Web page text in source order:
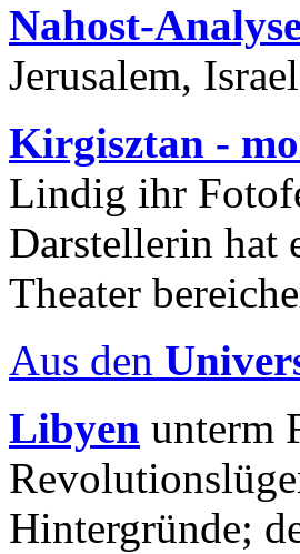
Nahost-
Jerusalem,
Kirgisztan -
Lindig ihr
Darstellerin hat
Theater
Aus den
Libyen unterm
Hintergründe;